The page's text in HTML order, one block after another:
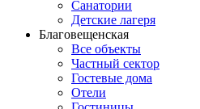
Санатории
Детские лагеря
Благовещенская
Все объекты
Частный сектор
Гостевые дома
Отели